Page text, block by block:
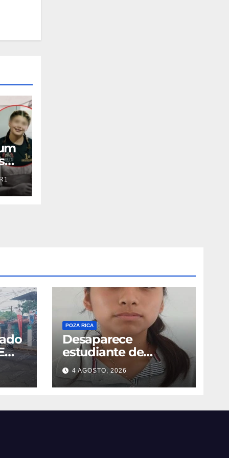
POZA RICA
Desaparece
estudiante de
Entabladero
4 AGOSTO, 2026